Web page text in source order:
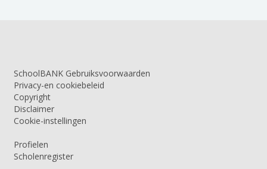
SchoolBANK Gebruiksvoorwaarden
Privacy-en cookiebeleid
Copyright
Disclaimer
Cookie-instellingen
Profielen
Scholenregister